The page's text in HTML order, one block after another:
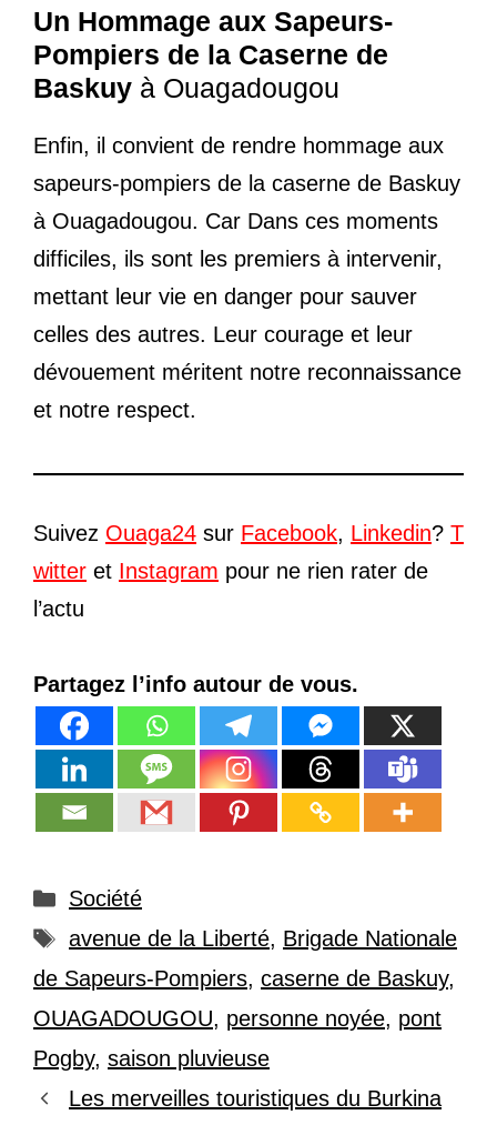
Un Hommage aux Sapeurs-
Pompiers de la Caserne de
Baskuy à Ouagadougou
Enfin, il convient de rendre hommage aux
sapeurs-pompiers de la caserne de Baskuy
à Ouagadougou. Car Dans ces moments
difficiles, ils sont les premiers à intervenir,
mettant leur vie en danger pour sauver
celles des autres. Leur courage et leur
dévouement méritent notre reconnaissance
et notre respect.
Suivez Ouaga24 sur Facebook, Linkedin? T
witter et Instagram pour ne rien rater de
l’actu
Partagez l’info autour de vous.
Catégories
Société
Étiquettes
avenue de la Liberté, Brigade Nationale
de Sapeurs-Pompiers, caserne de Baskuy,
OUAGADOUGOU, personne noyée, pont
Pogby, saison pluvieuse
Les merveilles touristiques du Burkina